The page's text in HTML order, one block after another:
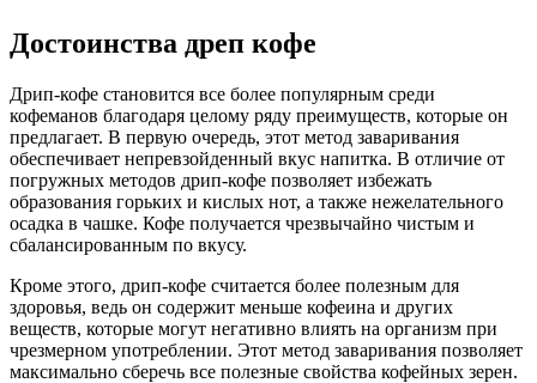
Достоинства дреп кофе
Дрип-кофе становится все более популярным среди
кофеманов благодаря целому ряду преимуществ, которые он
предлагает. В первую очередь, этот метод заваривания
обеспечивает непревзойденный вкус напитка. В отличие от
погружных методов дрип-кофе позволяет избежать
образования горьких и кислых нот, а также нежелательного
осадка в чашке. Кофе получается чрезвычайно чистым и
сбалансированным по вкусу.
Кроме этого, дрип-кофе считается более полезным для
здоровья, ведь он содержит меньше кофеина и других
веществ, которые могут негативно влиять на организм при
чрезмерном употреблении. Этот метод заваривания позволяет
максимально сберечь все полезные свойства кофейных зерен.